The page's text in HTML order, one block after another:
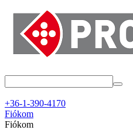
+36-1-390-4170
Fiókom
Fiókom